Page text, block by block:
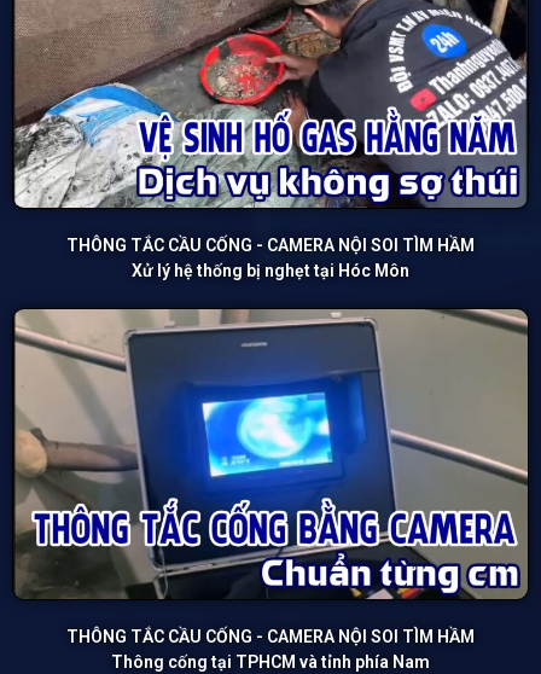
THÔNG TẮC CẦU CỐNG - CAMERA NỘI SOI TÌM HẦM
Xử lý hệ thống bị nghẹt tại Hóc Môn
THÔNG TẮC CẦU CỐNG - CAMERA NỘI SOI TÌM HẦM
Thông cống tại TPHCM và tỉnh phía Nam